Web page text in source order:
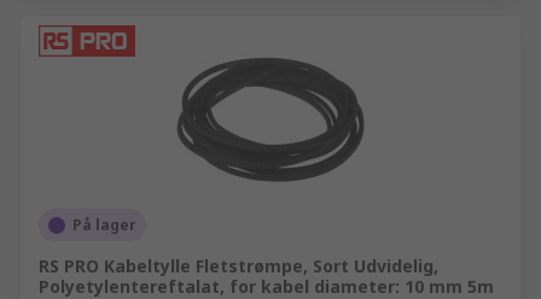
På lager
RS PRO Kabeltylle Fletstrømpe, Sort Udvidelig,
Polyetylentereftalat, for kabel diameter: 10 mm 5m